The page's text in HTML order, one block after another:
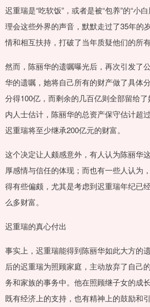
迟重瑞是“吃软饭”，或者是被“包养”的“小
理会这些外界的声音，默默走过了35年的
情和相互扶持，打破了当年质疑他们的所有
然而，陈丽华的遗嘱曝光后，再次引发了
华的遗嘱，她将自己所有的财产做了具体
分得100亿，而剩余的几百亿则全部留给
内人士估计，陈丽华的总资产保守估计超
迟重瑞将至少继承200亿元的财富。
这个决定让人颇感意外，有人认为陈丽华
厚感情与信任的体现；而也有一些人认为
得有些偏颇，尤其是考虑到迟重瑞年纪已
么多财富。
迟重瑞的真心付出
事实上，迟重瑞能得到陈丽华如此大方的
后的迟重瑞为照顾家庭，主动放弃了自己
务和家族的事务中。他在照顾继子女的成
既有经济上的支持，也有精神上的鼓励和